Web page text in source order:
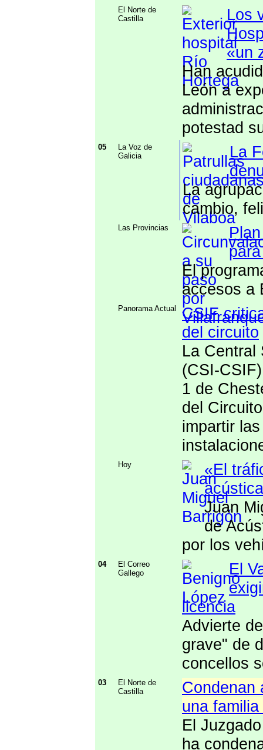
El Norte de
Castilla
Los
«un
Han
León a
potestad
05
La Voz de
Galicia
La
La
cambio,
Las Provincias
El
accesos a
Panorama Actual
CSIF
del circuito
La Central
(CSI-
1 de
del
impartir
Hoy
«El
Juan
de
por los
04
El Correo
Gallego
El
licencia
Advierte
grave" de
concellos
03
El Norte de
Castilla
Condenan
una
El
ha